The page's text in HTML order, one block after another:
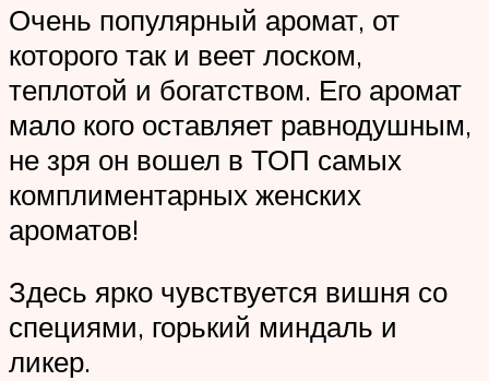
Очень популярный аромат, от
которого так и веет лоском,
теплотой и богатством. Его аромат
мало кого оставляет равнодушным,
не зря он вошел в ТОП самых
комплиментарных женских
ароматов!
Здесь ярко чувствуется вишня со
специями, горький миндаль и
ликер.